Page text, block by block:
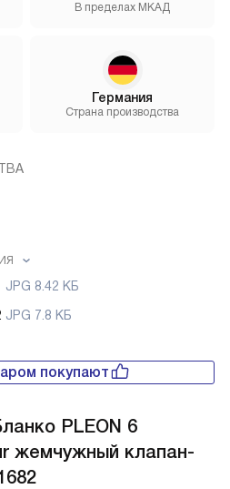
В пределах МКАД
Германия
Страна производства
JPG 8.42 КБ
JPG 7.8 КБ
покупают
PLEON 6
жемчужный клапан-